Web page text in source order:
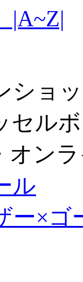
ショ
セル
オン
ル
ー×ゴ